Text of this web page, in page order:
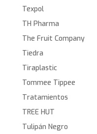
Texpol
TH Pharma
The Fruit Company
Tiedra
Tiraplastic
Tommee Tippee
Tratamientos
TREE HUT
Tulipán Negro